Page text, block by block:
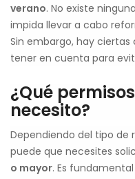
verano. No existe
impida llevar a cabo
Sin embargo, hay
tener en cuenta para
¿Qué
necesito?
Dependiendo del tipo de
puede que necesites
o mayor. Es